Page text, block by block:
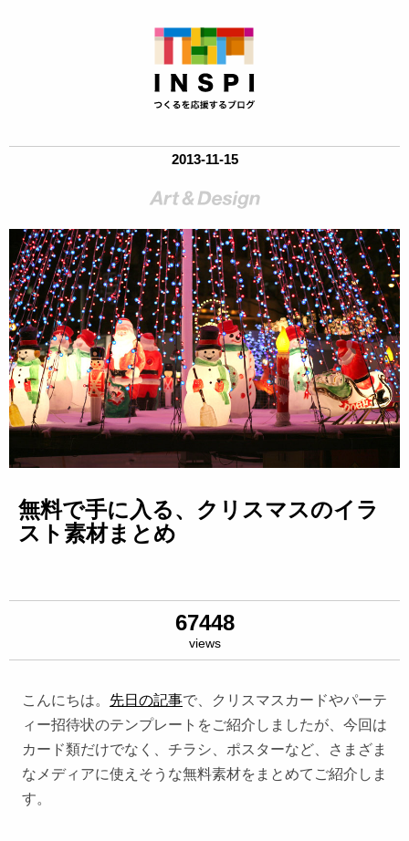
2013-11-15
無料で手に入る、クリスマスのイラ
スト素材まとめ
67448
views
こんにちは。 先日の記事で、クリスマスカードやパーテ
ィー招待状のテンプレートをご紹介しましたが、今回は
カード類だけでなく、チラシ、ポスターなど、さまざま
なメディアに使えそうな無料素材をまとめてご紹介しま
す。